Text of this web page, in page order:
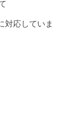
対応していま